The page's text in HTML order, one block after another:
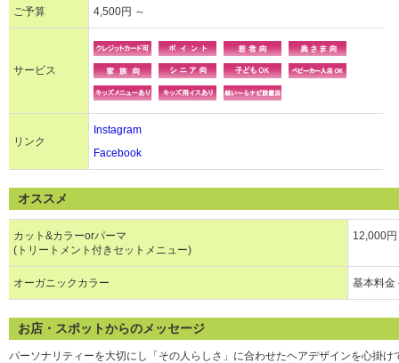
ご予算 4,500円 ～
サービス
リンク
Instagram
Facebook
オススメ
カット&カラーorパーマ
(トリートメント付きセットメニュー)
12,000
オーガニックカラー 基本料
お店・スポットからのメッセージ
パーソナリティーを大切にし「その人らしさ」に合わせたヘアデザインを心掛け